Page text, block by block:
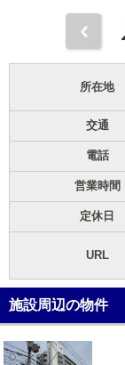
所在地
交通
電話
営業時間
定休日
URL
施設周辺の物件